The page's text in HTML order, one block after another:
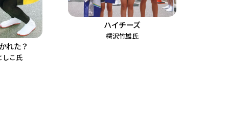
れた？
しこ氏
ハイチーズ
樗沢竹雄氏